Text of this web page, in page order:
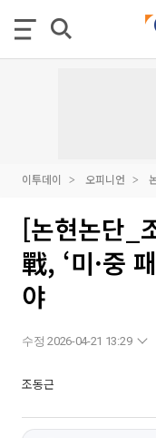
이투데이 오피니언
[논현논단_
戰, ‘미·중
야
수정 2026-04-21 13:29
조동근